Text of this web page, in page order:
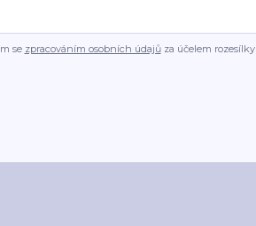
se zpracováním osobních údajůza účelem